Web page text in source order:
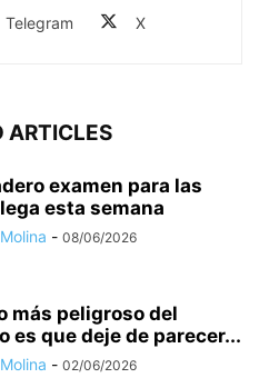
Telegram X
ARTICLES
examen para las
esta semana
- 08/06/2026
más peligroso del
es que deje de parecer...
- 02/06/2026